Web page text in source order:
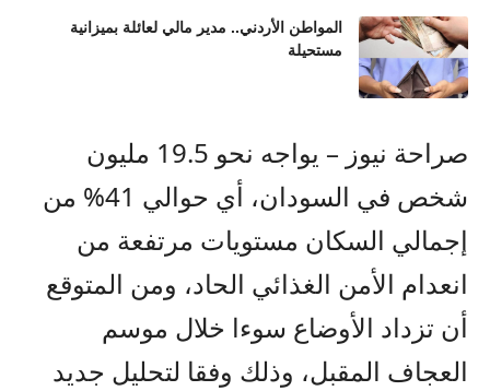
المواطن الأردني.. مدير مالي لعائلة بميزانية
مستحيلة
صراحة نيوز – يواجه نحو 19.5 مليون
شخص في السودان، أي حوالي 41% من
إجمالي السكان مستويات مرتفعة من
انعدام الأمن الغذائي الحاد، ومن المتوقع
أن تزداد الأوضاع سوءا خلال موسم
العجاف المقبل، وذلك وفقا لتحليل جديد